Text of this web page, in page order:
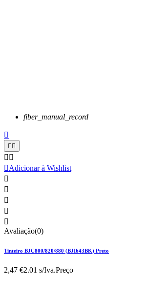
fiber_manual_record

 
 
Adicionar à Wishlist





Avaliação(0)
Tinteiro BJC800/820/880 (BJI643BK) Preto
2,47 €2.01 s/Iva.Preço